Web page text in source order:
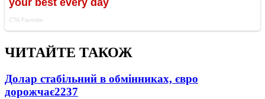
ЧИТАЙТЕ ТАКОЖ
Долар стабільний в обмінниках, євро
дорожчає2237